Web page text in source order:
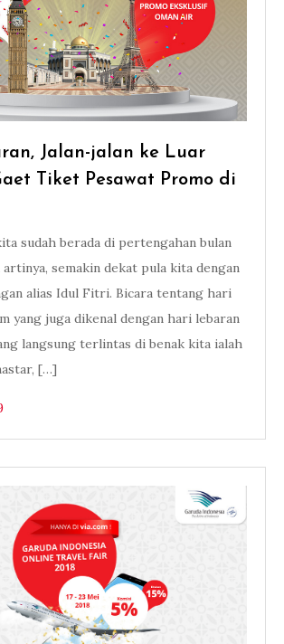
Jalan-jalan ke Luar
Tiket Pesawat Promo di
sudah berada di pertengahan bulan
artinya, semakin dekat pula kita dengan
alias Idul Fitri. Bicara tentang hari
yang juga dikenal dengan hari lebaran
langsung terlintas di benak kita ialah
[…]